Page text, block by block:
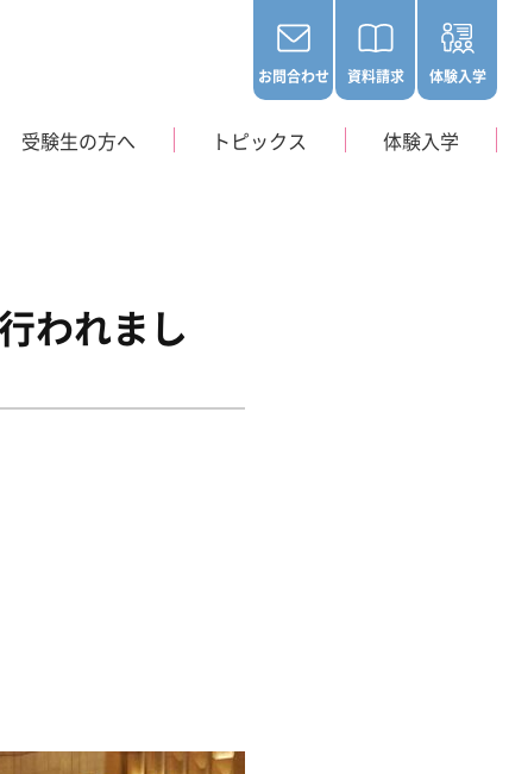
お問合わせ 資料請求 体験入学
受験生の方へ トピックス 体験入学
生の募集は行
りません。
師科」にご興味の
われまし